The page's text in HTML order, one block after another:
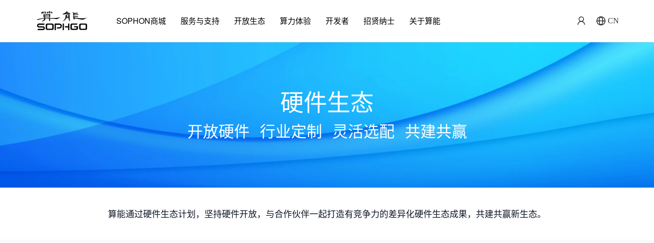
SOPHON商城 服务与支持 开放生态 算力体验 开发者 招贤纳士 关于算能 CN
硬件生态
开放硬件 行业定制 灵活选配 共建共赢
算能通过硬件生态计划，坚持硬件开放，与合作伙伴一起打造有竞争力的差异化硬件生态成果，共建共赢新生态。